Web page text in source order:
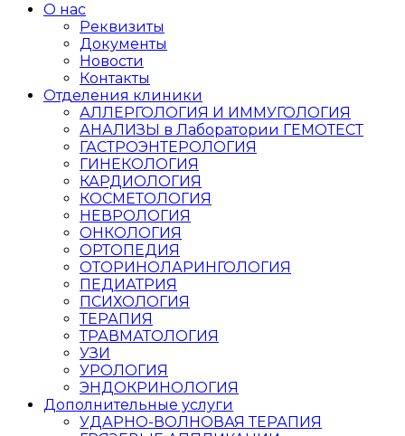
О нас
Реквизиты
Документы
Новости
Контакты
Отделения клиники
АЛЛЕРГОЛОГИЯ И ИММУГОЛОГИЯ
АНАЛИЗЫ в Лаборатории ГЕМОТЕСТ
ГАСТРОЭНТЕРОЛОГИЯ
ГИНЕКОЛОГИЯ
КАРДИОЛОГИЯ
КОСМЕТОЛОГИЯ
НЕВРОЛОГИЯ
ОНКОЛОГИЯ
ОРТОПЕДИЯ
ОТОРИНОЛАРИНГОЛОГИЯ
ПЕДИАТРИЯ
ПСИХОЛОГИЯ
ТЕРАПИЯ
ТРАВМАТОЛОГИЯ
УЗИ
УРОЛОГИЯ
ЭНДОКРИНОЛОГИЯ
Дополнительные услуги
УДАРНО-ВОЛНОВАЯ ТЕРАПИЯ